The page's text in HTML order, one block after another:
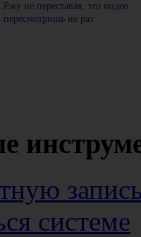
Ржу не переставая, это видео
пересмотришь не раз
системе